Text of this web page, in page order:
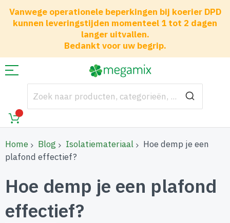
Vanwege operationele beperkingen bij koerier DPD
kunnen leveringstijden momenteel 1 tot 2 dagen
langer uitvallen.
Bedankt voor uw begrip.
Home Blog Isolatiemateriaal
Hoe demp je een
plafond effectief?
Hoe demp je een plafond
effectief?